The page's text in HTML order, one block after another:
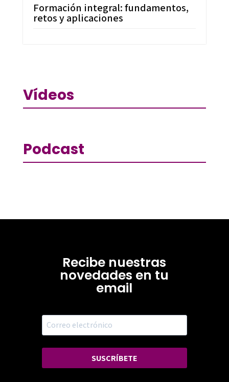
Formación integral: fundamentos,
retos y aplicaciones
Vídeos
Podcast
Recibe nuestras
novedades en tu
email
SUSCRÍBETE